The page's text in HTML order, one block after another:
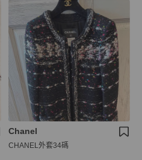
Chanel
CHANEL外套34碼